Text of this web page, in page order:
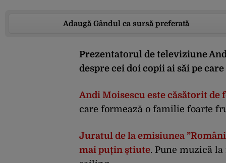
Adaugă Gândul ca sursă preferată
Prezentatorul de televiziune
despre cei doi copii ai săi pe
Andi Moisescu este căsătorit
care formează o familie foarte
Juratul de la emisiunea
mai puțin știute. Pune muzică